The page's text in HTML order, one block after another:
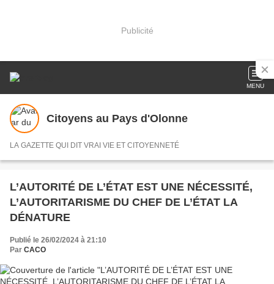
Publicité
MENU
Citoyens au Pays d'Olonne
LA GAZETTE QUI DIT VRAI VIE ET CITOYENNETÉ
L’AUTORITÉ DE L’ÉTAT EST UNE NÉCESSITÉ,
L’AUTORITARISME DU CHEF DE L’ÉTAT LA
DÉNATURE
Publié le 26/02/2024 à 21:10
Par CACO